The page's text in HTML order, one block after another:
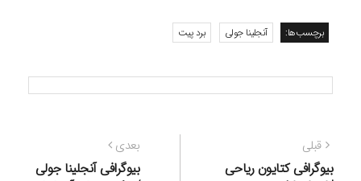
برچسب‌ها: آنجلینا جولی برد پیت
راهبری
نوشته
قبلی
قبلی:
بیوگرافی کتایون ریاحی
بعدی
بعدی:
بیوگرافی آنجلینا جولی